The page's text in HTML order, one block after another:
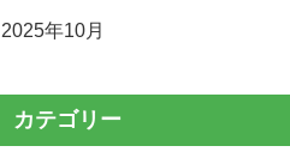
2025年10月
カテゴリー